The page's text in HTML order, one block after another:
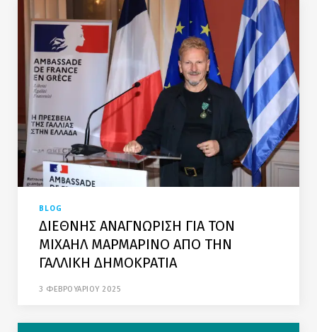
BLOG
ΔΙΕΘΝΗΣ ΑΝΑΓΝΩΡΙΣΗ ΓΙΑ ΤΟΝ
ΜΙΧΑΗΛ ΜΑΡΜΑΡΙΝΟ ΑΠΟ ΤΗΝ
ΓΑΛΛΙΚΗ ΔΗΜΟΚΡΑΤΙΑ
3 ΦΕΒΡΟΥΑΡΙΟΥ 2025